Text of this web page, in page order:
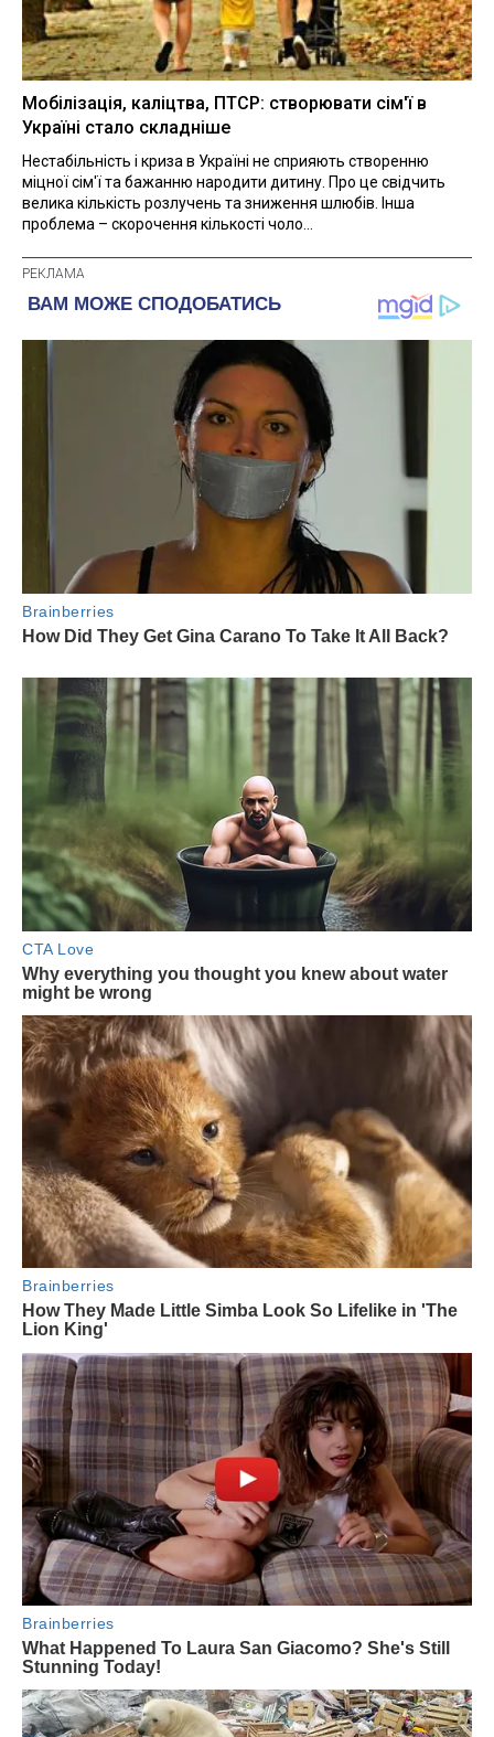
Мобілізація, каліцтва, ПТСР: створювати сім'ї в
Україні стало складніше
Нестабільність і криза в Україні не сприяють створенню
міцної сім'ї та бажанню народити дитину. Про це свідчить
велика кількість розлучень та зниження шлюбів. Інша
проблема – скорочення кількості чоло...